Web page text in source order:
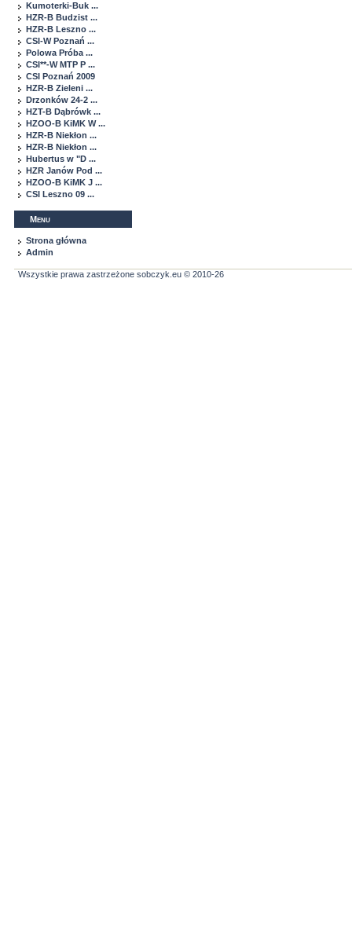
Kumoterki-Buk ...
HZR-B Budzist ...
HZR-B Leszno ...
CSI-W Poznań ...
Polowa Próba ...
CSI**-W MTP P ...
CSI Poznań 2009
HZR-B Zieleni ...
Drzonków 24-2 ...
HZT-B Dąbrówk ...
HZOO-B KiMK W ...
HZR-B Niekłon ...
HZR-B Niekłon ...
Hubertus w "D ...
HZR Janów Pod ...
HZOO-B KiMK J ...
CSI Leszno 09 ...
Menu
Strona główna
Admin
Wszystkie prawa zastrzeżone sobczyk.eu © 2010-26